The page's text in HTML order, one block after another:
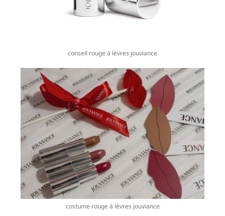
conseil rouge à lèvres jouviance
costume rouge à lèvres jouviance